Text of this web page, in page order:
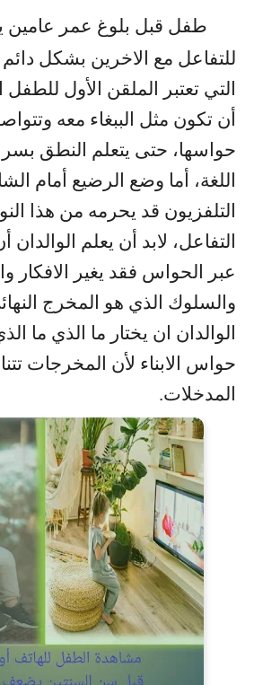
طفل قبل بلوغ عمر عامين
للتفاعل مع الاخرين بشكل دائم
التي تعتبر الملقن الأول
أن تكون مثل الببغاء معه
حواسها، حتى يتعلم النطق
اللغة، أما وضع الرضيع أمام
التلفزيون قد يحرمه من هذا
التفاعل، لابد أن يعلم
عبر الحواس فقد يغير الافكار
والسلوك الذي هو المخرج
الوالدان ان يختار ما الذي ما
حواس الابناء لأن المخرجات
المدخلات.